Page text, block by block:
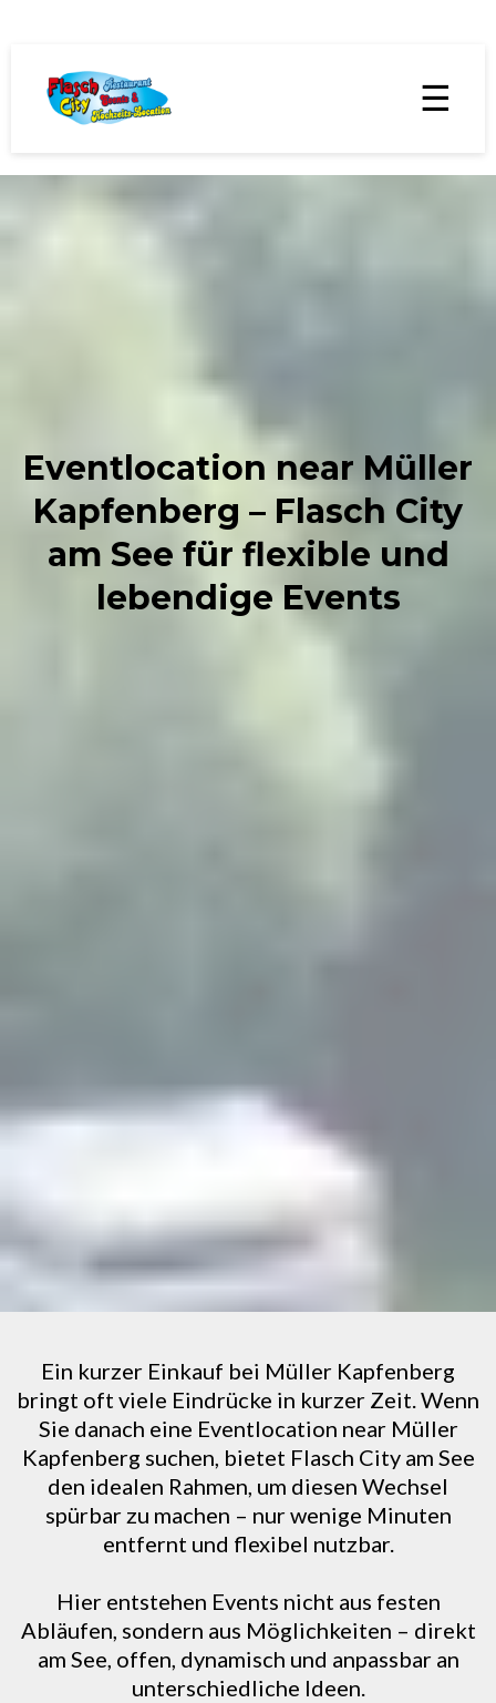
☰
Eventlocation near Müller
Kapfenberg – Flasch City
am See für flexible und
lebendige Events
Ein kurzer Einkauf bei Müller Kapfenberg
bringt oft viele Eindrücke in kurzer Zeit. Wenn
Sie danach eine Eventlocation near Müller
Kapfenberg suchen, bietet Flasch City am See
den idealen Rahmen, um diesen Wechsel
spürbar zu machen – nur wenige Minuten
entfernt und flexibel nutzbar.
Hier entstehen Events nicht aus festen
Abläufen, sondern aus Möglichkeiten – direkt
am See, offen, dynamisch und anpassbar an
unterschiedliche Ideen.